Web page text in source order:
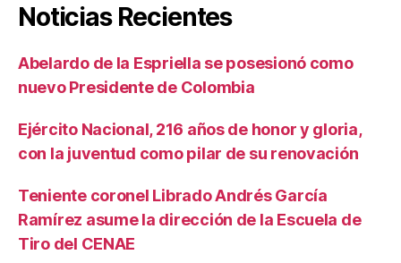
Noticias Recientes
Abelardo de la Espriella se posesionó como
nuevo Presidente de Colombia
Ejército Nacional, 216 años de honor y gloria,
con la juventud como pilar de su renovación
Teniente coronel Librado Andrés García
Ramírez asume la dirección de la Escuela de
Tiro del CENAE